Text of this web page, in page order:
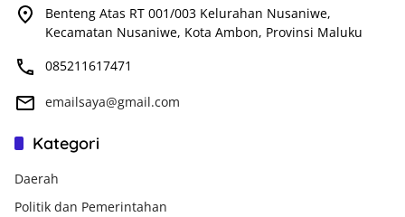
Benteng Atas RT 001/003 Kelurahan Nusaniwe,
Kecamatan Nusaniwe, Kota Ambon, Provinsi Maluku
085211617471
emailsaya@gmail.com
Kategori
Daerah
Politik dan Pemerintahan